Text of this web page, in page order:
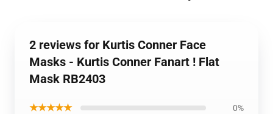
2 reviews for Kurtis Conner Face
Masks - Kurtis Conner Fanart ! Flat
Mask RB2403
★★★★★ 0%